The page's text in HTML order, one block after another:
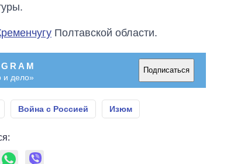
Полтавской области.
и дело»
Подписаться
Война с Россией Изюм
Восемь
массированных
ударов по Украине
за лето: Киев и